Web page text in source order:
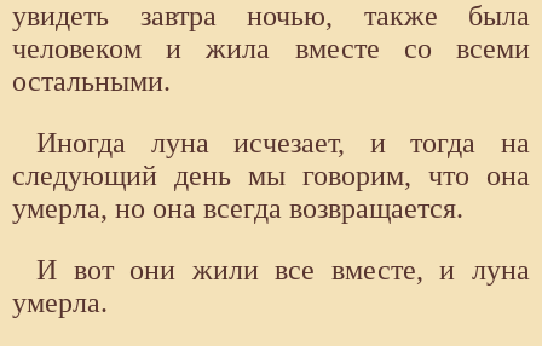
увидеть завтра ночью, также была
человеком и жила вместе со всеми
остальными.
Иногда луна исчезает, и тогда на
следующий день мы говорим, что она
умерла, но она всегда возвращается.
И вот они жили все вместе, и луна
умерла.